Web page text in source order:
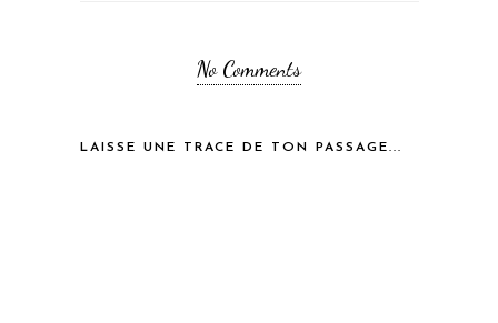
No Comments
LAISSE UNE TRACE DE TON PASSAGE...